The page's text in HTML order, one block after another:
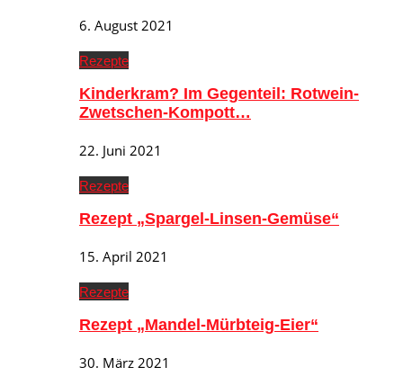
6. August 2021
Rezepte
Kinderkram? Im Gegenteil: Rotwein-
Zwetschen-Kompott…
22. Juni 2021
Rezepte
Rezept „Spargel-Linsen-Gemüse“
15. April 2021
Rezepte
Rezept „Mandel-Mürbteig-Eier“
30. März 2021